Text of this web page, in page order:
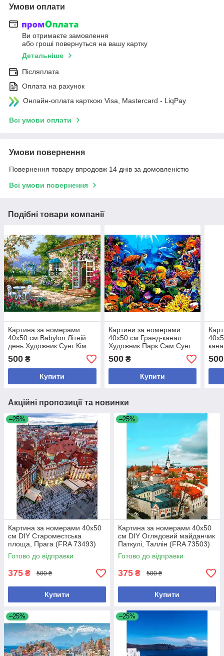
Умови оплати
Ви отримаєте замовлення
або гроші повернуться на вашу картку
Детальніше
Післяплата
Оплата на рахунок
Онлайн-оплата карткою Visa, Mastercard - LiqPay
Всі умови оплати
Умови повернення
Повернення товару впродовж 14 днів за домовленістю
Всі умови повернення
Подібні товари компанії
Картина за номерами
40х50 см Babylon Літній
день Художник Сунг Кім
(VP230)
500 ₴
Купити
Картини за номерами
40х50 см Гранд-канал
Художник Парк Сам Сунг
500₴
Купити
500
Акційні пропозиції та новинки
–25%
Картина за номерами 40x50
см DIY Староместська
площа, Прага (FRA 73493)
Готово до відправки
375 ₴ 500 ₴
Купити
–25%
Картина за номерами 40x50
см DIY Оглядовий майданчик
Паткулі, Таллін (FRA 73503)
Готово до відправки
375 ₴ 500 ₴
Купити
–25% –25%